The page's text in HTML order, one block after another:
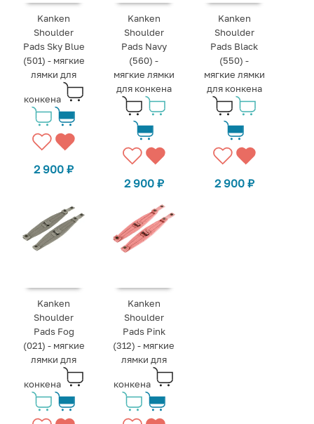
Kanken
Shoulder
Pads Sky Blue
(501) - мягкие
лямки для
конкена
2 900₽
Kanken
Shoulder
Pads Navy
(560) -
мягкие лямки
для конкена
2 900 ₽
Kanken
Shoulder
Pads Black
(550) -
мягкие лямки
для конкена
2 900 ₽
Kanken
Shoulder
Pads Fog
(021) - мягкие
лямки для
конкена
Kanken
Shoulder
Pads Pink
(312) - мягкие
лямки для
конкена